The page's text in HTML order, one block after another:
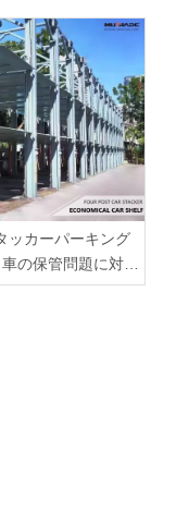
ッカーパーキング
の保管問題に対す
ソリューション